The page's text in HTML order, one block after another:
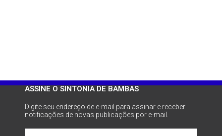
ASSINE O SINTONIA DE BAMBAS
Digite seu endereço de e-mail para assinar e receber
notificações de novas publicações por e-mail.